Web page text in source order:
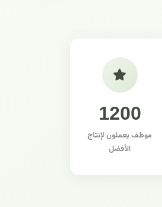
1200
موظف يعملون لإنتاج
الأفضل